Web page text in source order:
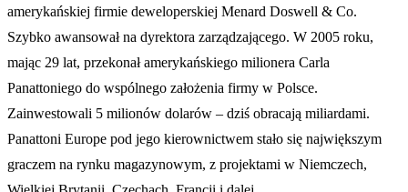
amerykańskiej firmie deweloperskiej Menard Doswell & Co.
Szybko awansował na dyrektora zarządzającego. W 2005 roku,
mając 29 lat, przekonał amerykańskiego milionera Carla
Panattoniego do wspólnego założenia firmy w Polsce.
Zainwestowali 5 milionów dolarów – dziś obracają miliardami.
Panattoni Europe pod jego kierownictwem stało się największym
graczem na rynku magazynowym, z projektami w Niemczech,